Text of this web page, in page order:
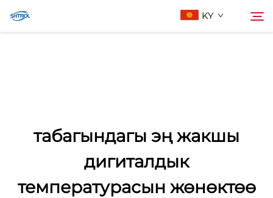
KY
Бизге Байланыш
табагындагы эң жакшы
дигиталдык
температурасын жөнөктөө